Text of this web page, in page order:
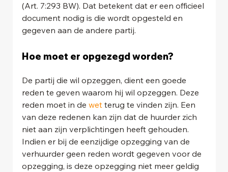
(Art. 7:293 BW). Dat betekent dat er een officieel
document nodig is die wordt opgesteld en
gegeven aan de andere partij.
Hoe moet er opgezegd worden?
De partij die wil opzeggen, dient een goede
reden te geven waarom hij wil opzeggen. Deze
reden moet in de wet terug te vinden zijn. Een
van deze redenen kan zijn dat de huurder zich
niet aan zijn verplichtingen heeft gehouden.
Indien er bij de eenzijdige opzegging van de
verhuurder geen reden wordt gegeven voor de
opzegging, is deze opzegging niet meer geldig